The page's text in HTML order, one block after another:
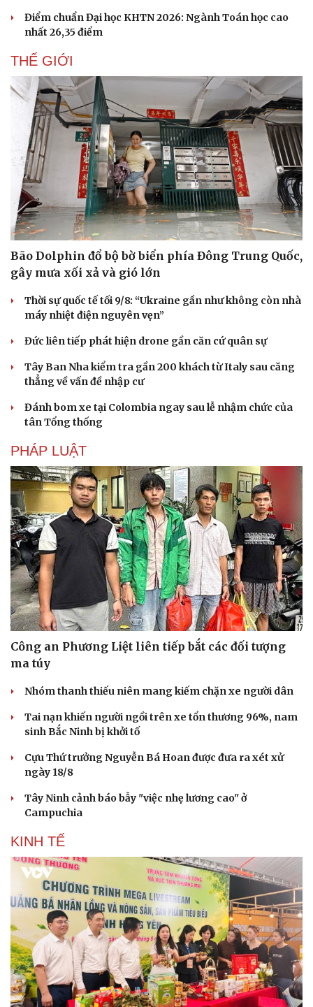
Du lịch
Tư vấn
Săn Tour
check-in
Podcast
Câu chuyện thời sự
Đọc truyện đêm khuya
Cửa sổ tình yêu
Kể chuyện cho bé
Hạt giống tâm hồn
Điểm chuẩn Đại học KHTN 2026: Ngành Toán học cao
nhất 26,35 điểm
THẾ GIỚI
Bão Dolphin đổ bộ bờ biển phía Đông Trung Quốc,
gây mưa xối xả và gió lớn
Thời sự quốc tế tối 9/8: “Ukraine gần như không còn nhà
máy nhiệt điện nguyên vẹn”
Đức liên tiếp phát hiện drone gần căn cứ quân sự
Tây Ban Nha kiểm tra gần 200 khách từ Italy sau căng
thẳng về vấn đề nhập cư
Đánh bom xe tại Colombia ngay sau lễ nhậm chức của
tân Tổng thống
PHÁP LUẬT
Công an Phương Liệt liên tiếp bắt các đối tượng
ma túy
Nhóm thanh thiếu niên mang kiếm chặn xe người dân
Tai nạn khiến người ngồi trên xe tổn thương 96%, nam
sinh Bắc Ninh bị khởi tố
Cựu Thứ trưởng Nguyễn Bá Hoan được đưa ra xét xử
ngày 18/8
Tây Ninh cảnh báo bẫy "việc nhẹ lương cao" ở
Campuchia
KINH TẾ